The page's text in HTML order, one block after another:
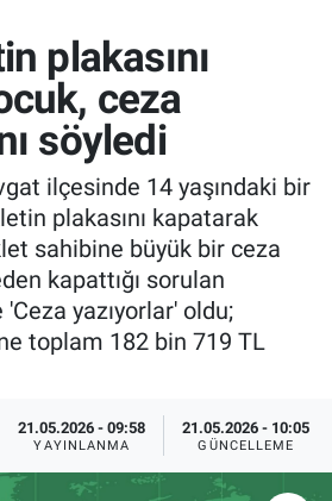
plakasını
ceza
söyledi
ilçesinde 14 yaşındaki bir
plakasını kapatarak
sahibine büyük bir ceza
kapattığı sorulan
'Ceza yazıyorlar' oldu;
toplam 182 bin 719 TL
21.05.2026 - 09:58
YAYINLANMA
21.05.2026 - 10:05
GÜNCELLEME